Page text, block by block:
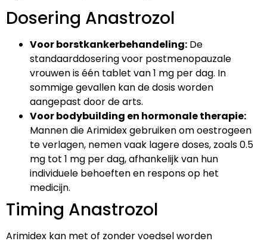
Dosering Anastrozol
Voor borstkankerbehandeling: De
standaarddosering voor postmenopauzale
vrouwen is één tablet van 1 mg per dag. In
sommige gevallen kan de dosis worden
aangepast door de arts.
Voor bodybuilding en hormonale therapie:
Mannen die Arimidex gebruiken om oestrogeen
te verlagen, nemen vaak lagere doses, zoals 0.5
mg tot 1 mg per dag, afhankelijk van hun
individuele behoeften en respons op het
medicijn.
Timing Anastrozol
Arimidex kan met of zonder voedsel worden